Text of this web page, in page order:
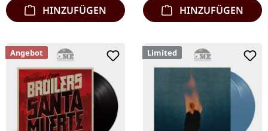
HINZUFÜGEN HINZUFÜGEN
Angebot Limited